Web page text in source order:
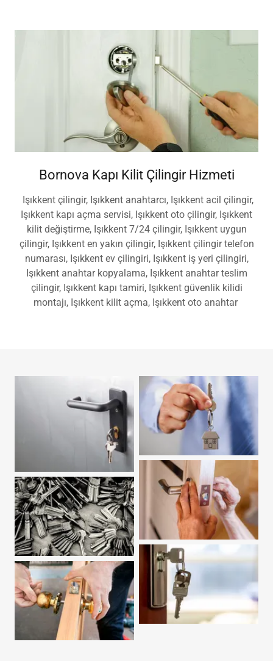
Işıkkent çilingir, Işıkkent anahtarcı, Işıkkent acil çilingir,
Işıkkent kapı açma servisi, Işıkkent oto çilingir, Işıkkent
kilit değiştirme, Işıkkent 7/24 çilingir, Işıkkent uygun
çilingir, Işıkkent en yakın çilingir, Işıkkent çilingir telefon
numarası, Işıkkent ev çilingiri, Işıkkent iş yeri çilingiri,
Işıkkent anahtar kopyalama, Işıkkent anahtar teslim
çilingir, Işıkkent kapı tamiri, Işıkkent güvenlik kilidi